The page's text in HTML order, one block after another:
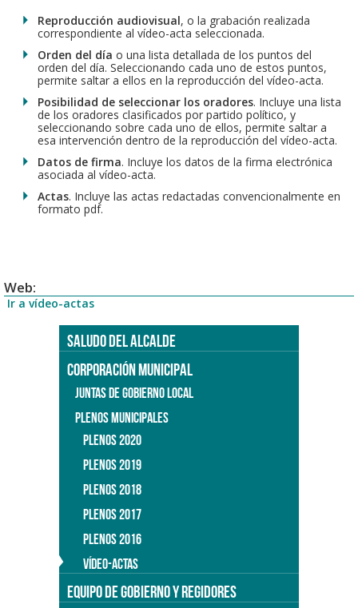
Reproducción audiovisual, o la grabación realizada
correspondiente al vídeo-acta seleccionada.
Orden del día o una lista detallada de los puntos del
orden del día. Seleccionando cada uno de estos puntos,
permite saltar a ellos en la reproducción del vídeo-acta.
Posibilidad de seleccionar los oradores. Incluye una lista
de los oradores clasificados por partido político, y
seleccionando sobre cada uno de ellos, permite saltar a
esa intervención dentro de la reproducción del vídeo-acta.
Datos de firma. Incluye los datos de la firma electrónica
asociada al vídeo-acta.
Actas. Incluye las actas redactadas convencionalmente en
formato pdf.
Web:
Ir a vídeo-actas
SALUDO DEL ALCALDE
CORPORACIÓN MUNICIPAL
JUNTAS DE GOBIERNO LOCAL
PLENOS MUNICIPALES
PLENOS 2020
PLENOS 2019
PLENOS 2018
PLENOS 2017
PLENOS 2016
VÍDEO-ACTAS
EQUIPO DE GOBIERNO Y REGIDORES